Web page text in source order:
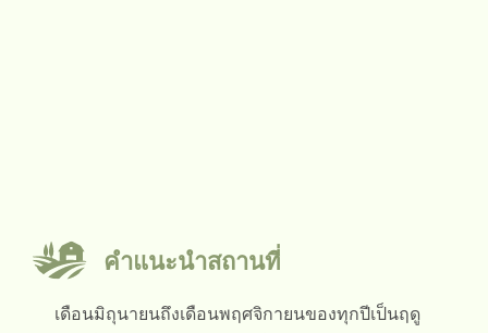
คำแนะนำสถานที่
เดือนมิถุนายนถึงเดือนพฤศจิกายนของทุกปีเป็นฤดู